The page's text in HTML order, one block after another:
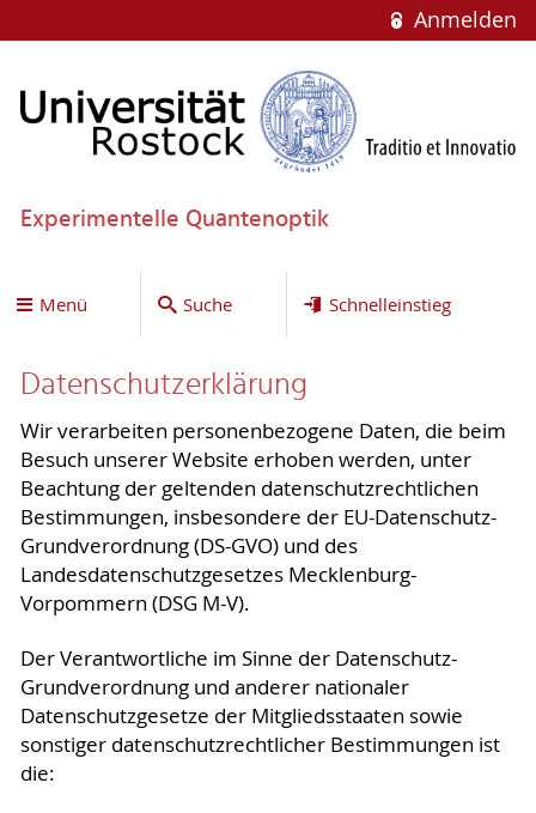
Anmelden
Experimentelle Quantenoptik
Menü Suche Schnelleinstieg
Datenschutzerklärung
Wir verarbeiten personenbezogene Daten, die beim
Besuch unserer Website erhoben werden, unter
Beachtung der geltenden datenschutzrechtlichen
Bestimmungen, insbesondere der EU-Datenschutz-
Grundverordnung (DS-GVO) und des
Landesdatenschutzgesetzes Mecklenburg-
Vorpommern (DSG M-V).
Der Verantwortliche im Sinne der Datenschutz-
Grundverordnung und anderer nationaler
Datenschutzgesetze der Mitgliedsstaaten sowie
sonstiger datenschutzrechtlicher Bestimmungen ist
die: